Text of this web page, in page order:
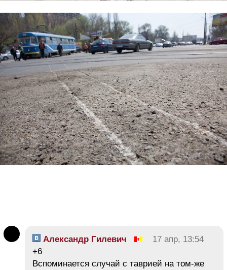
Александр Гилевич
17 апр, 13:54
+6
Вспоминается случай с таврией на том-же